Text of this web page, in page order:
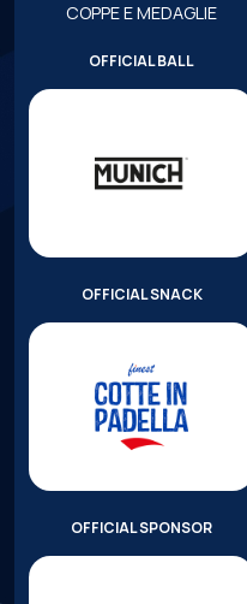
COPPE E MEDAGLIE
OFFICIAL BALL
OFFICIAL SNACK
OFFICIAL SPONSOR